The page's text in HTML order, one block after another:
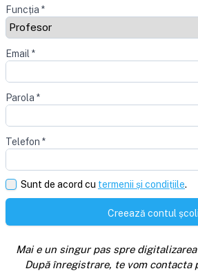
Funcția *
Email *
Parola *
Telefon *
Sunt de acord cu termenii și condițiile.
Creează contul
Mai e un singur pas spre
După înregistrare, te vom contacta